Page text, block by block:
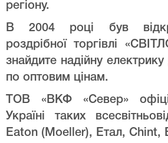
регіону.
В 2004 році був
роздрібної торгівлі
знайдите надійну електрику
по оптовим цінам.
ТОВ «ВКФ «Север»
Україні таких
Eaton (Moeller), Етал, Chint,